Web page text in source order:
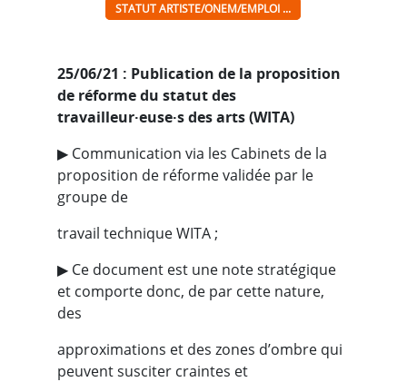
STATUT ARTISTE/ONEM/EMPLOI ...
25/06/21 : Publication de la proposition
de réforme du statut des
travailleur·euse·s des arts (WITA)
▶︎ Communication via les Cabinets de la
proposition de réforme validée par le
groupe de
travail technique WITA ;
▶︎ Ce document est une note stratégique
et comporte donc, de par cette nature,
des
approximations et des zones d’ombre qui
peuvent susciter craintes et